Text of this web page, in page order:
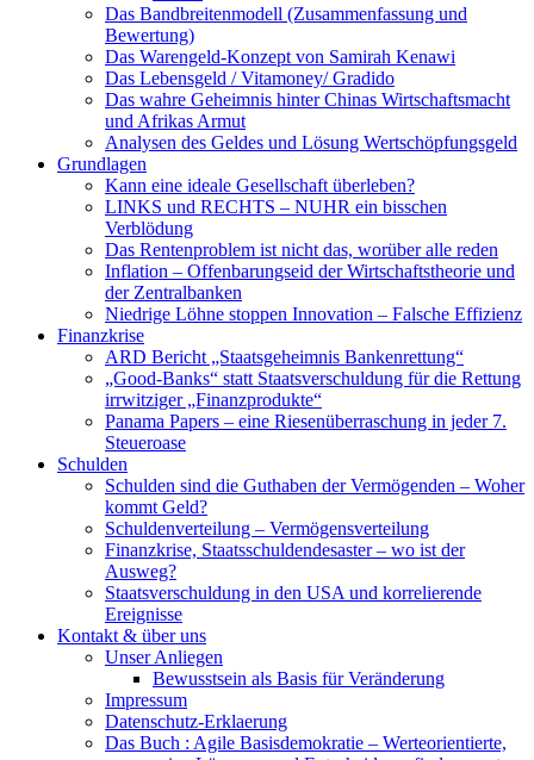
Das Bandbreitenmodell (Zusammenfassung und
Bewertung)
Das Warengeld-Konzept von Samirah Kenawi
Das Lebensgeld / Vitamoney/ Gradido
Das wahre Geheimnis hinter Chinas Wirtschaftsmacht
und Afrikas Armut
Analysen des Geldes und Lösung Wertschöpfungsgeld
Grundlagen
Kann eine ideale Gesellschaft überleben?
LINKS und RECHTS – NUHR ein bisschen
Verblödung
Das Rentenproblem ist nicht das, worüber alle reden
Inflation – Offenbarungseid der Wirtschaftstheorie und
der Zentralbanken
Niedrige Löhne stoppen Innovation – Falsche Effizienz
Finanzkrise
ARD Bericht „Staatsgeheimnis Bankenrettung“
„Good-Banks“ statt Staatsverschuldung für die Rettung
irrwitziger „Finanzprodukte“
Panama Papers – eine Riesenüberraschung in jeder 7.
Steueroase
Schulden
Schulden sind die Guthaben der Vermögenden – Woher
kommt Geld?
Schuldenverteilung – Vermögensverteilung
Finanzkrise, Staatsschuldendesaster – wo ist der
Ausweg?
Staatsverschuldung in den USA und korrelierende
Ereignisse
Kontakt & über uns
Unser Anliegen
Bewusstsein als Basis für Veränderung
Impressum
Datenschutz-Erklaerung
Das Buch : Agile Basisdemokratie – Werteorientierte,